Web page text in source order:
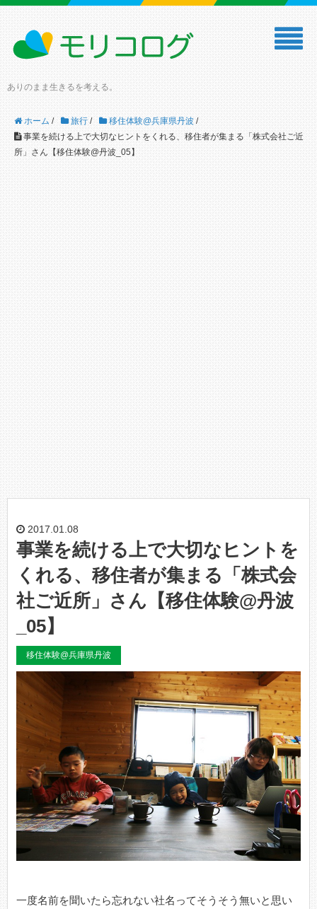
ありのまま生きるを考える。
ホーム / 旅行 / 移住体験@兵庫県丹波 /
事業を続ける上で大切なヒントをくれる、移住者が集まる「株式会社ご近
所」さん【移住体験@丹波_05】
2017.01.08
事業を続ける上で大切なヒントを
くれる、移住者が集まる「株式会
社ご近所」さん【移住体験@丹波
_05】
移住体験@兵庫県丹波
一度名前を聞いたら忘れない社名ってそうそう無いと思い